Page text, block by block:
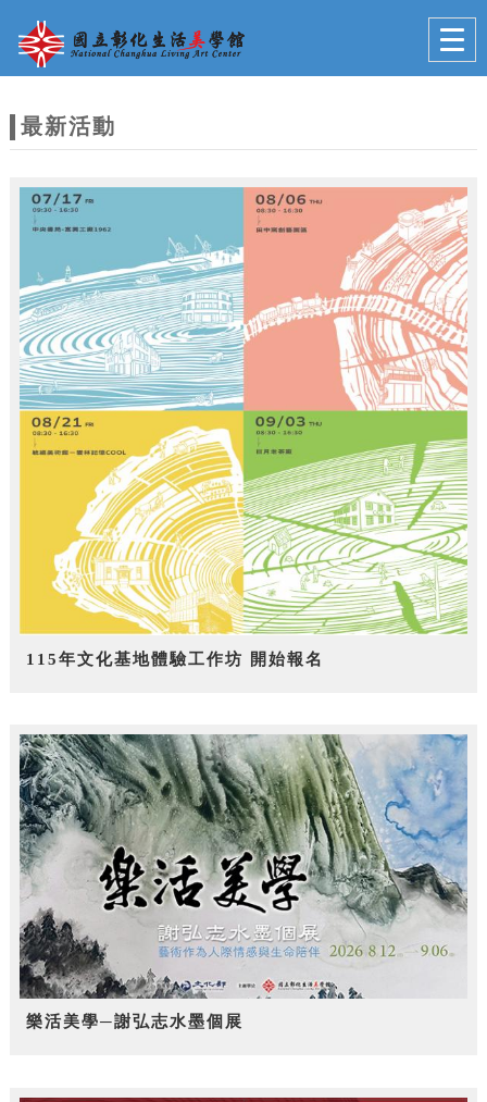
網
站
題
最新活動
115年文化基地體驗工作坊 開始報名
樂活美學─謝弘志水墨個展